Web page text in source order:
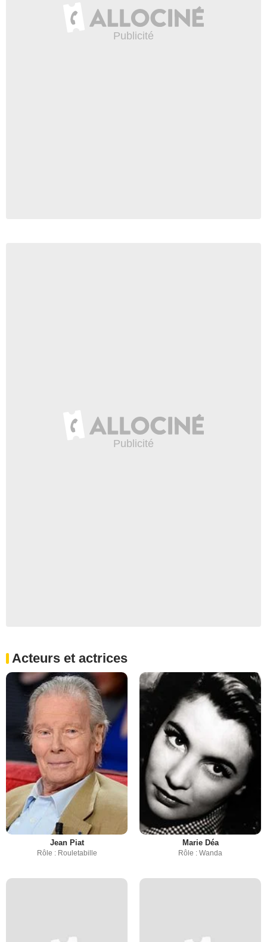
Acteurs et actrices
Jean Piat
Rôle : Rouletabille
Marie Déa
Rôle : Wanda